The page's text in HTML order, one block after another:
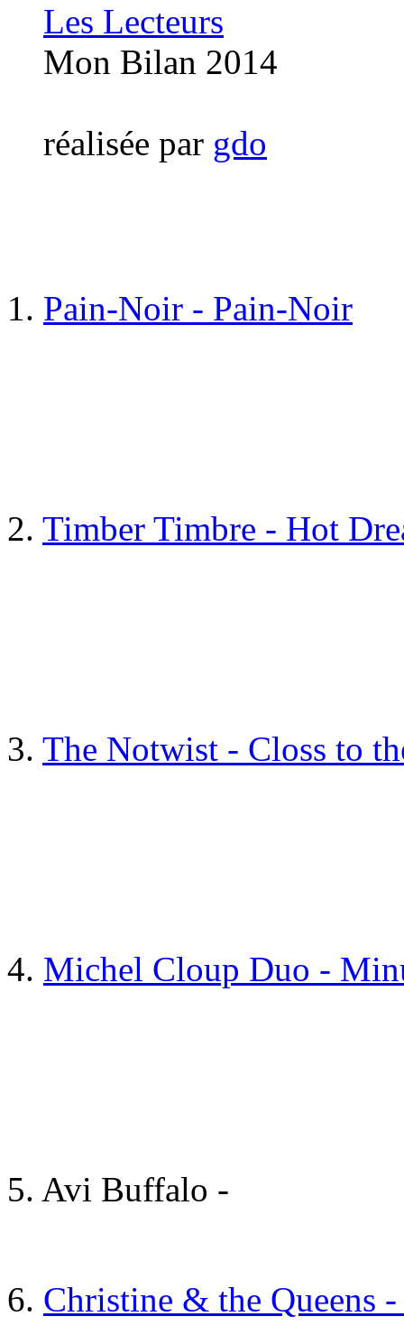
Les Lecteurs
Mon Bilan 2014
réalisée par gdo
1. Pain-Noir - Pain-Noir
2. Timber Timbre - Hot
3. The Notwist - Closs to
4. Michel Cloup Duo -
5. Avi Buffalo -
6. Christine & the Queens